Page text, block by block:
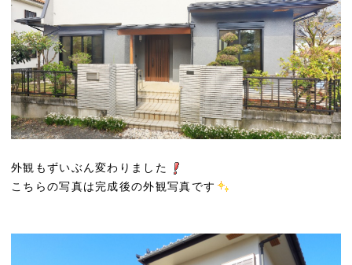
外観もずいぶん変わりました
こちらの写真は完成後の外観写真です